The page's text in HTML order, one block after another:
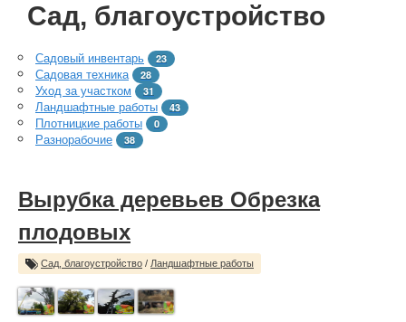
Сад, благоустройство
Садовый инвентарь 23
Садовая техника 28
Уход за участком 31
Ландшафтные работы 43
Плотницкие работы 0
Разнорабочие 38
Вырубка деревьев Обрезка
плодовых
Сад, благоустройство / Ландшафтные работы